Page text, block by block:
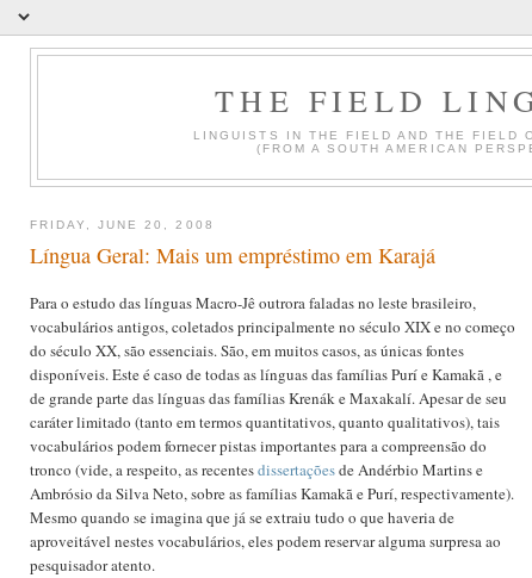
THE FIELD
LINGUISTS IN THE FIELD AND THE FIELD
(FROM A SOUTH AMERICAN
FRIDAY, JUNE 20, 2008
Língua Geral: Mais um empréstimo em Karajá
Para o estudo das línguas Macro-Jê outrora faladas no leste brasileiro,
vocabulários antigos, coletados principalmente no século XIX e no começo
do século XX, são essenciais. São, em muitos casos, as únicas fontes
disponíveis. Este é caso de todas as línguas das famílias Purí e Kamakã , e
de grande parte das línguas das famílias Krenák e Maxakalí. Apesar de seu
caráter limitado (tanto em termos quantitativos, quanto qualitativos), tais
vocabulários podem fornecer pistas importantes para a compreensão do
tronco (vide, a respeito, as recentesdissertaçõesde Andérbio Martins e
Ambrósio da Silva Neto, sobre as famílias Kamakã e Purí, respectivamente).
Mesmo quando se imagina que já se extraiu tudo o que haveria de
aproveitável nestes vocabulários, eles podem reservar alguma surpresa ao
pesquisador atento.